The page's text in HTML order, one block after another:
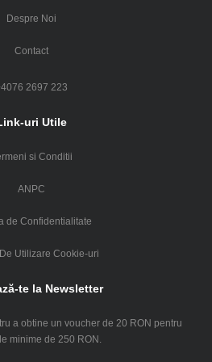
Despre Noi
Contact
2697 223
uri Utile
si Conditii
ANPC
de Confidentialitate
Utilizare Cookie-uri
te la Newsletter
a obtine un voucher de 20 RON pentru
minime de 250 RON.